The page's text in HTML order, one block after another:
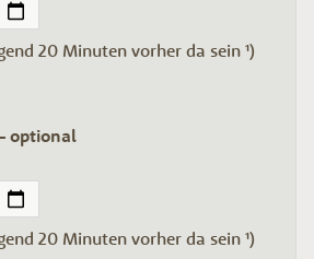
20 Minuten vorher da sein ¹)
optional
20 Minuten vorher da sein ¹)